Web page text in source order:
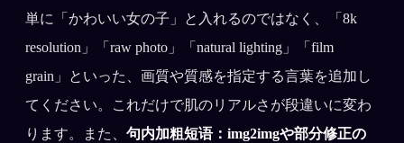
単に「かわいい女の子」と入れるのではなく、「8k
resolution」「raw photo」「natural lighting」「film
grain」といった、画質や質感を指定する言葉を追加し
てください。これだけで肌のリアルさが段違いに変わ
ります。また、 句内加粗短语：img2imgや部分修正の